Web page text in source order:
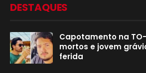
DESTAQUES
Capotamento na
mortos e jovem
ferida